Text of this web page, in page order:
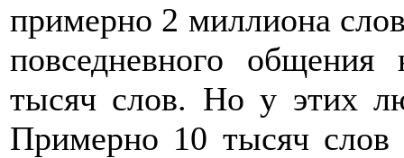
примерно 2 миллиона
повседневного
тысяч слов. Но у этих
Примерно 10 тысяч слов